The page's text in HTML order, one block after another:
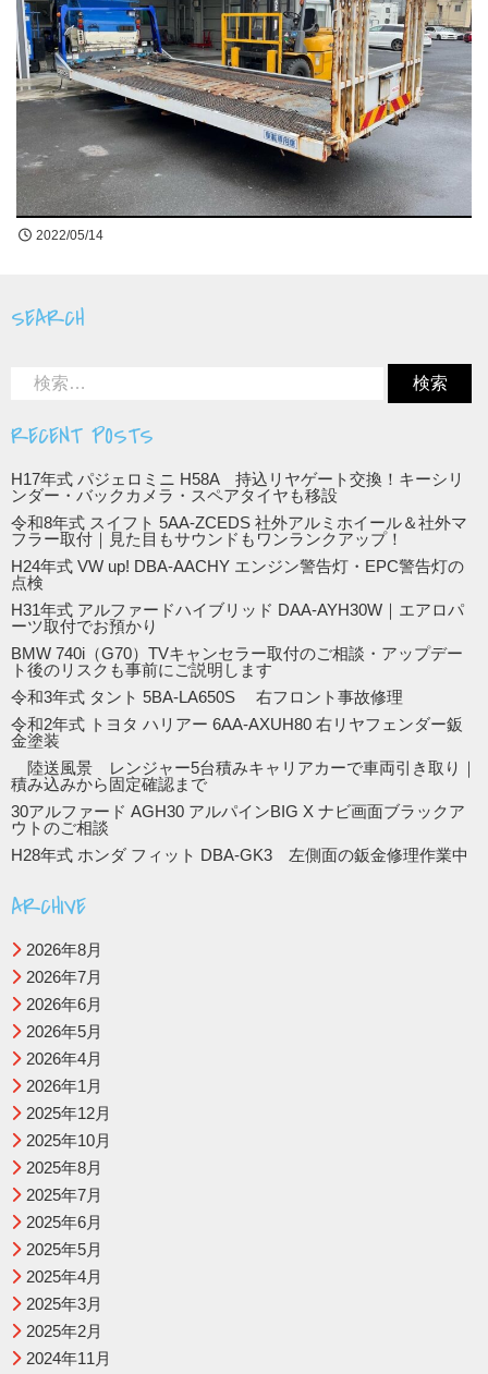
2022/05/14
SEARCH
RECENT POSTS
H17年式 パジェロミニ H58A 持込リヤゲート交換！キーシリ
ンダー・バックカメラ・スペアタイヤも移設
令和8年式 スイフト 5AA-ZCEDS 社外アルミホイール＆社外マ
フラー取付｜見た目もサウンドもワンランクアップ！
H24年式 VW up! DBA-AACHY エンジン警告灯・EPC警告灯の
点検
H31年式 アルファードハイブリッド DAA-AYH30W｜エアロパ
ーツ取付でお預かり
BMW 740i（G70）TVキャンセラー取付のご相談・アップデー
ト後のリスクも事前にご説明します
令和3年式 タント 5BA-LA650S 右フロント事故修理
令和2年式 トヨタ ハリアー 6AA-AXUH80 右リヤフェンダー鈑
金塗装
陸送風景 レンジャー5台積みキャリアカーで車両引き取り｜
積み込みから固定確認まで
30アルファード AGH30 アルパインBIG X ナビ画面ブラックア
ウトのご相談
H28年式 ホンダ フィット DBA-GK3 左側面の鈑金修理作業中
ARCHIVE
2026年8月
2026年7月
2026年6月
2026年5月
2026年4月
2026年1月
2025年12月
2025年10月
2025年8月
2025年7月
2025年6月
2025年5月
2025年4月
2025年3月
2025年2月
2024年11月